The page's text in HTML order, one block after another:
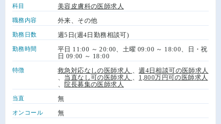
科目 美容皮膚科の医師求人
職務内容 外来、その他
勤務日数 週5日(週4日勤務相談可)
勤務時間
平日 11:00 ～ 20:00、土曜 09:00 ～ 18:00、日・祝
日 09:00 ～ 18:00
特徴 救急対応なしの医師求人 、週4日相談可の医師求人
当直なし可の医師求人
1,800万円可の医師求人
院長募集の医師求人
当直 無
オンコール 無